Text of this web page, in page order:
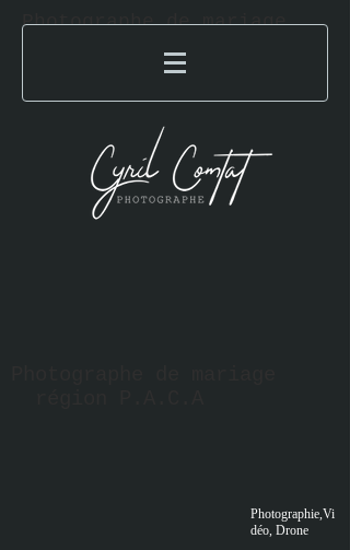
Photographe de mariage
Photographie,Vi
déo, Drone